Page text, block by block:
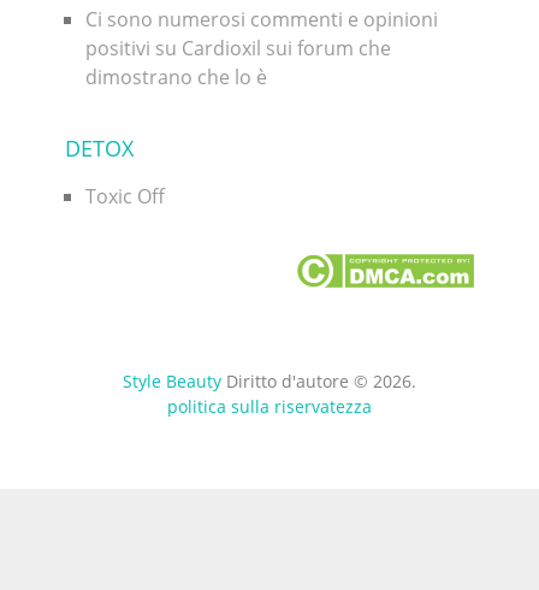
Ci sono numerosi commenti e opinioni
positivi su Cardioxil sui forum che
dimostrano che lo è
DETOX
Toxic Off
Style BeautyDiritto d'autore © 2026.
politica sulla riservatezza